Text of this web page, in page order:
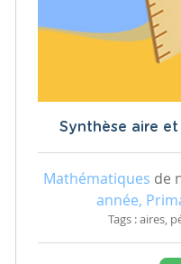
Synthèse aire
Mathématiques de
année,
Tags : aires,